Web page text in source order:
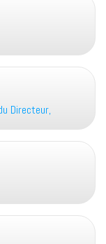
Directeur,